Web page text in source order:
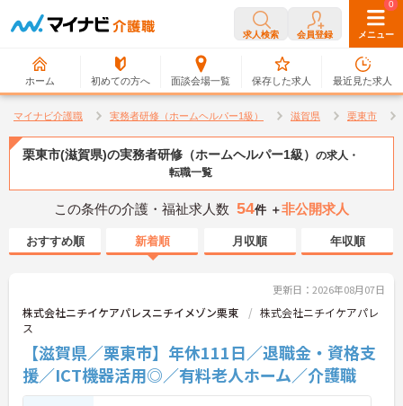
求人検索 会員登録 メニュー
ホーム 初めての方へ 面談会場一覧
0
保存した求人
0
最近見た求人
マイナビ介護職 実務者研修（ホームヘルパー1級） 滋賀県 栗東市
栗東市(滋賀県)の実務者研修（ホームヘルパー1級） の求人・
転職一覧
この条件の介護・福祉求人数 54件 ＋非公開求人
おすすめ順 新着順 月収順 年収順
更新日：2026年08月07日
株式会社ニチイケアパレスニチイメゾン栗東
株式会社ニチイケアパレ
ス
【滋賀県／栗東市】年休111日／退職金・資格支
援／ICT機器活用◎／有料老人ホーム／介護職